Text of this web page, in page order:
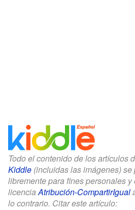
Todo el contenido de los artículos
Kiddle (incluidas las imágenes)
libremente para fines personales
licenciaAtribución-CompartirIgual
lo contrario. Citar este artículo: